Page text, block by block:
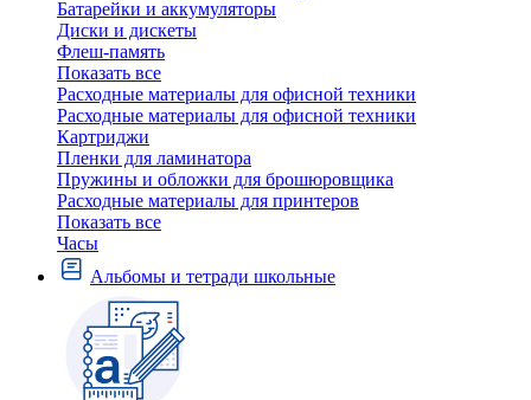
Батарейки и аккумуляторы
Диски и дискеты
Флеш-память
Показать все
Расходные материалы для офисной техники
Расходные материалы для офисной техники
Картриджи
Пленки для ламинатора
Пружины и обложки для брошюровщика
Расходные материалы для принтеров
Показать все
Часы
Альбомы и тетради школьные